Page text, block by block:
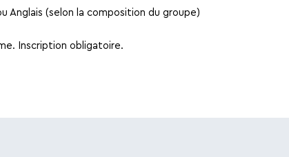
Anglais (selon la composition du groupe)
Inscription obligatoire.